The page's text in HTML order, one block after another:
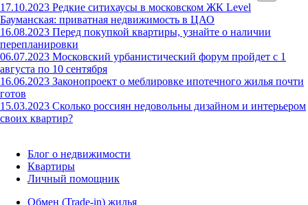
17.10.2023 Редкие ситихаусы в московском ЖК Level
Бауманская: приватная недвижимость в ЦАО
16.08.2023 Перед покупкой квартиры, узнайте о наличии
перепланировки
06.07.2023 Московский урбанистический форум пройдет с 1
августа по 10 сентября
16.06.2023 Законопроект о меблировке ипотечного жилья почти
готов
15.03.2023 Сколько россиян недовольны дизайном и интерьером
своих квартир?
Блог о недвижимости
Квартиры
Личный помощник
Обмен (Trade-in) жилья